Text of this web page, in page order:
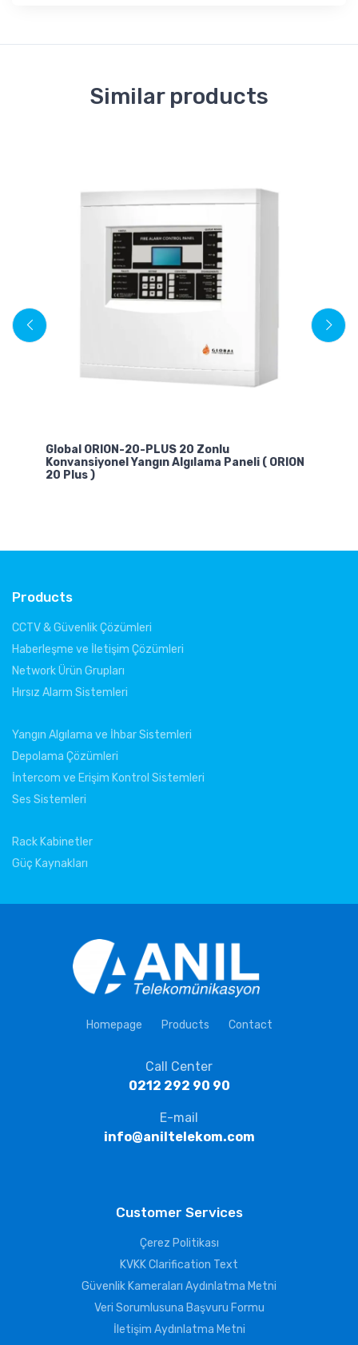
Similar products
Global ORION-20-PLUS 20 Zonlu
Konvansiyonel Yangın Algılama Paneli ( ORION
20 Plus )
Products
CCTV & Güvenlik Çözümleri
Haberleşme ve İletişim Çözümleri
Network Ürün Grupları
Hırsız Alarm Sistemleri
Yangın Algılama ve İhbar Sistemleri
Depolama Çözümleri
İntercom ve Erişim Kontrol Sistemleri
Ses Sistemleri
Rack Kabinetler
Güç Kaynakları
Homepage Products Contact
Call Center
0212 292 90 90
E-mail
info@aniltelekom.com
Customer Services
Çerez Politikası
KVKK Clarification Text
Güvenlik Kameraları Aydınlatma Metni
Veri Sorumlusuna Başvuru Formu
İletişim Aydınlatma Metni